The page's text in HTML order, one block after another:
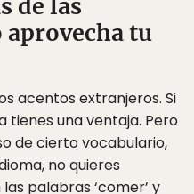
de las
tu
acentos extranjeros. Si
tienes una ventaja. Pero
de cierto vocabulario,
no quieres
palabras ‘comer’ y